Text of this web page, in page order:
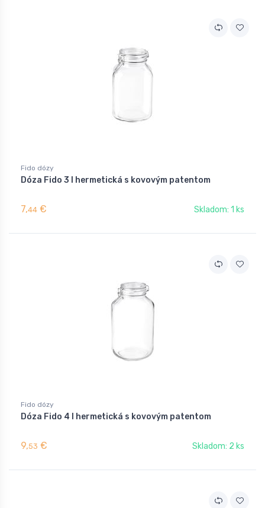
Fido dózy
Dóza Fido 3 l hermetická s kovovým patentom
7,44 € Skladom: 1 ks
Fido dózy
Dóza Fido 4 l hermetická s kovovým patentom
9,53 € Skladom: 2 ks